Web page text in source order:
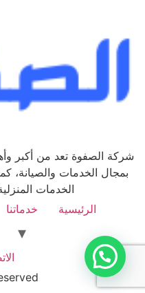
شركة الصفوة تعد من أكبر
بمجال الخدمات والصيانة،
الخدمات
الرئيسية
خدماتنا